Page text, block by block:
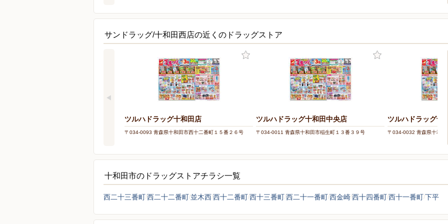
サンドラッグ/十和田西店の近くのドラッグストア
ツルハドラッグ十和田店
〒034-0093 青森県十和田市西十二番町１５番２６号
ツルハドラッグ十和田中央店
〒034-0011 青森県十和田市稲生町１３番３９号
ツルハドラッグ十
〒034-0032 青森県十和田
十和田市のドラッグストアチラシ一覧
西二十三番町西二十二番町 並木西西十二番町西十三番町西二十一番町西金崎西十四番町西十一番町下平